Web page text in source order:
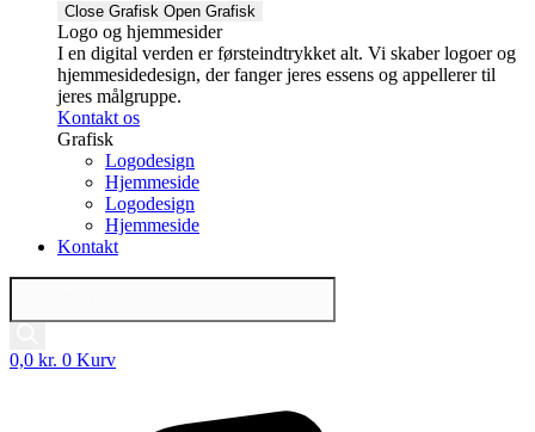
Close Grafisk Open Grafisk
Logo og hjemmesider
I en digital verden er førsteindtrykket alt. Vi skaber logoer og
hjemmesidedesign, der fanger jeres essens og appellerer til
jeres målgruppe.
Kontakt os
Grafisk
Logodesign
Hjemmeside
Logodesign
Hjemmeside
Kontakt
Products
0,0 kr. 0 Kurv